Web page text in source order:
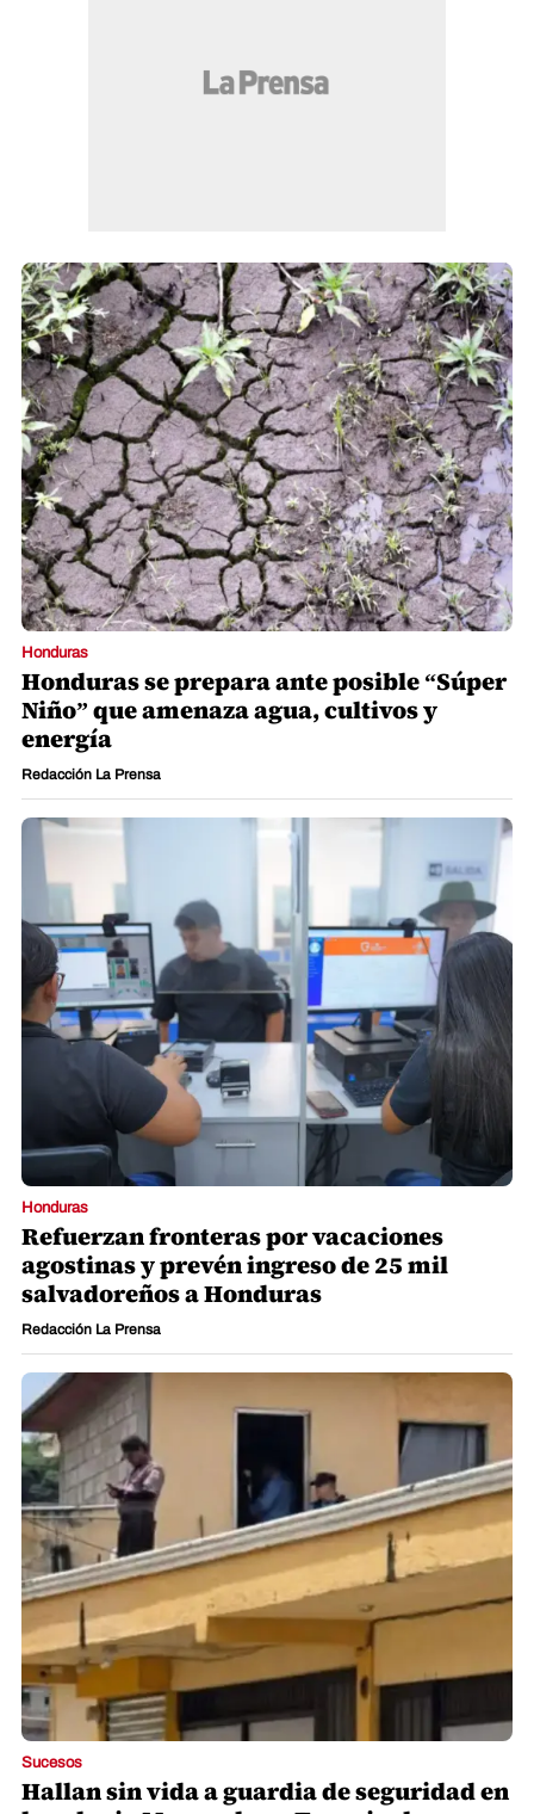
Honduras
Honduras se prepara ante posible “Súper
Niño” que amenaza agua, cultivos y
energía
Redacción La Prensa
Honduras
Refuerzan fronteras por vacaciones
agostinas y prevén ingreso de 25 mil
salvadoreños a Honduras
Redacción La Prensa
Sucesos
Hallan sin vida a guardia de seguridad en